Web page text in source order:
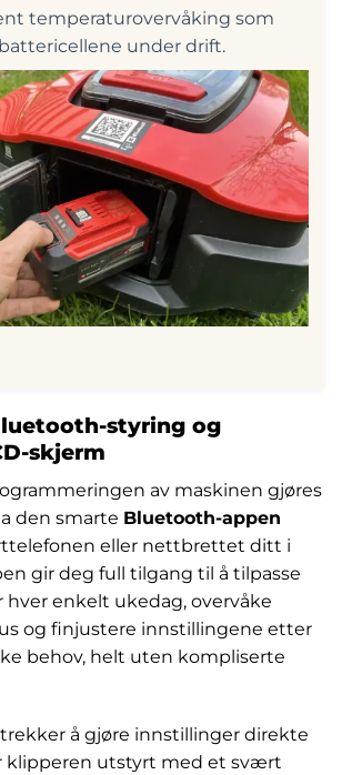
temperaturovervåking som
under drift.
styring og
skjerm
av maskinen gjøres
den smarte Bluetooth-appen
eller nettbrettet ditt i
gir deg full tilgang til å tilpasse
enkelt ukedag, overvåke
og finjustere innstillingene etter
behov, helt uten kompliserte
å gjøre innstillinger direkte
klipperen utstyrt med et svært